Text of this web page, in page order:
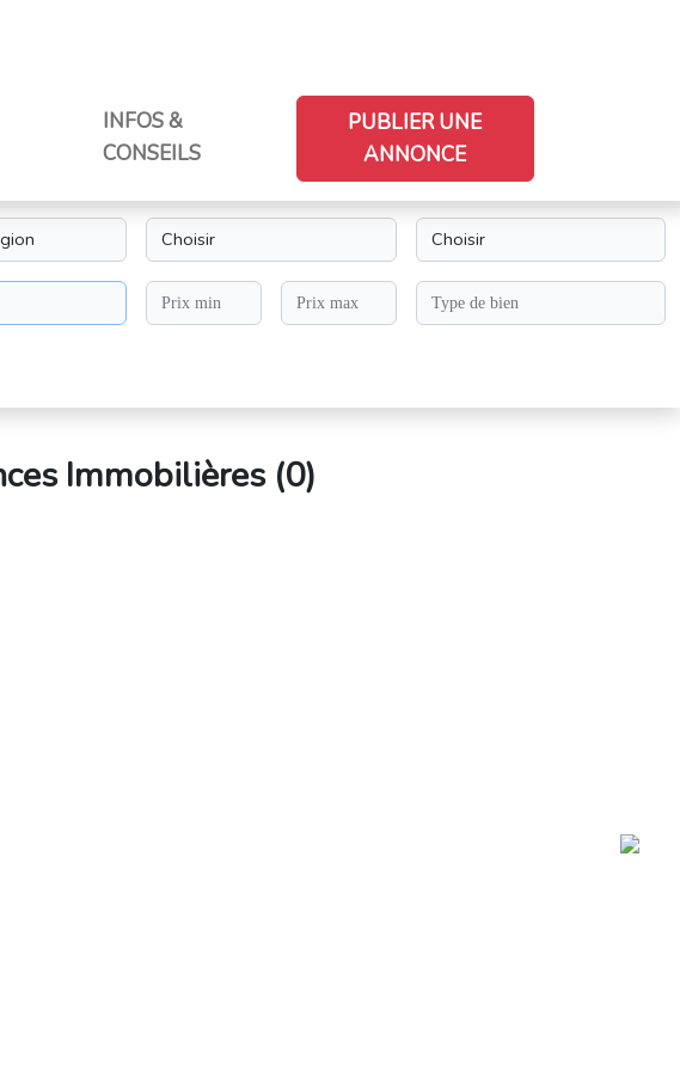
INFOS &
CONSEILS
PUBLIER UNE
ANNONCE
Immobilières (0)